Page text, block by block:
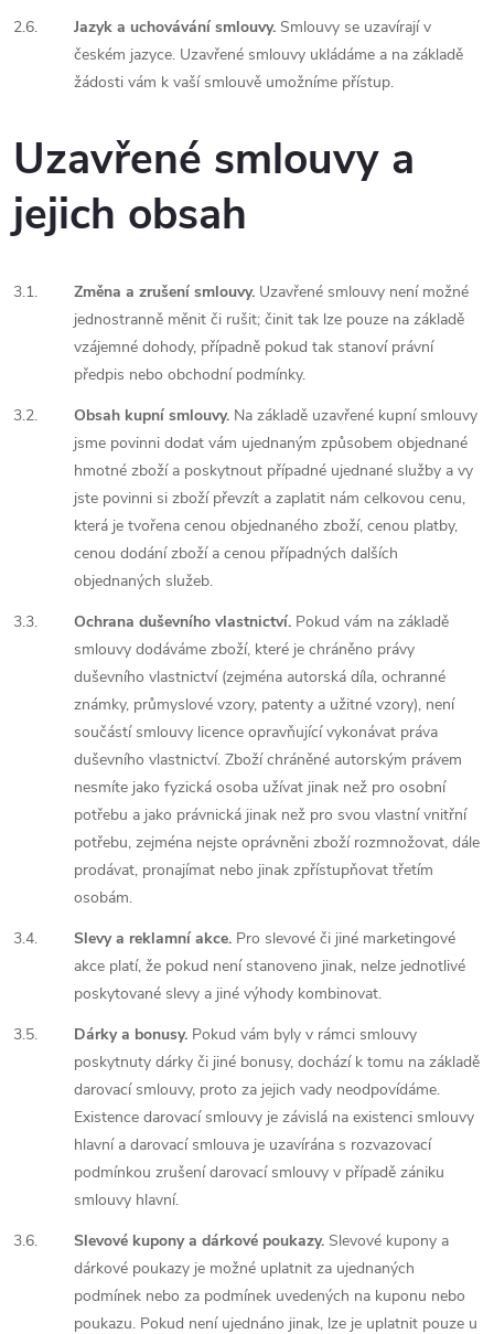
2.6.
Jazyk a uchovávání smlouvy. Smlouvy se uzavírají v
českém jazyce. Uzavřené smlouvy ukládáme a na základě
žádosti vám k vaší smlouvě umožníme přístup.
Uzavřené smlouvy a
jejich obsah
3.1. Změna a zrušení smlouvy. Uzavřené smlouvy není možné
jednostranně měnit či rušit; činit tak lze pouze na základě
vzájemné dohody, případně pokud tak stanoví právní
předpis nebo obchodní podmínky.
3.2.
Obsah kupní smlouvy. Na základě uzavřené kupní smlouvy
jsme povinni dodat vám ujednaným způsobem objednané
hmotné zboží a poskytnout případné ujednané služby a vy
jste povinni si zboží převzít a zaplatit nám celkovou cenu,
která je tvořena cenou objednaného zboží, cenou platby,
cenou dodání zboží a cenou případných dalších
objednaných služeb.
3.3.
Ochrana duševního vlastnictví. Pokud vám na základě
smlouvy dodáváme zboží, které je chráněno právy
duševního vlastnictví (zejména autorská díla, ochranné
známky, průmyslové vzory, patenty a užitné vzory), není
součástí smlouvy licence opravňující vykonávat práva
duševního vlastnictví. Zboží chráněné autorským právem
nesmíte jako fyzická osoba užívat jinak než pro osobní
potřebu a jako právnická jinak než pro svou vlastní vnitřní
potřebu, zejména nejste oprávněni zboží rozmnožovat, dále
prodávat, pronajímat nebo jinak zpřístupňovat třetím
osobám.
3.4.
Slevy a reklamní akce. Pro slevové či jiné marketingové
akce platí, že pokud není stanoveno jinak, nelze jednotlivé
poskytované slevy a jiné výhody kombinovat.
3.5.
Dárky a bonusy. Pokud vám byly v rámci smlouvy
poskytnuty dárky či jiné bonusy, dochází k tomu na základě
darovací smlouvy, proto za jejich vady neodpovídáme.
Existence darovací smlouvy je závislá na existenci smlouvy
hlavní a darovací smlouva je uzavírána s rozvazovací
podmínkou zrušení darovací smlouvy v případě zániku
smlouvy hlavní.
3.6.
Slevové kupony a dárkové poukazy. Slevové kupony a
dárkové poukazy je možné uplatnit za ujednaných
podmínek nebo za podmínek uvedených na kuponu nebo
poukazu. Pokud není ujednáno jinak, lze je uplatnit pouze u